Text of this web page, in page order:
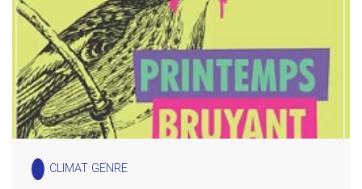
CLIMAT GENRE